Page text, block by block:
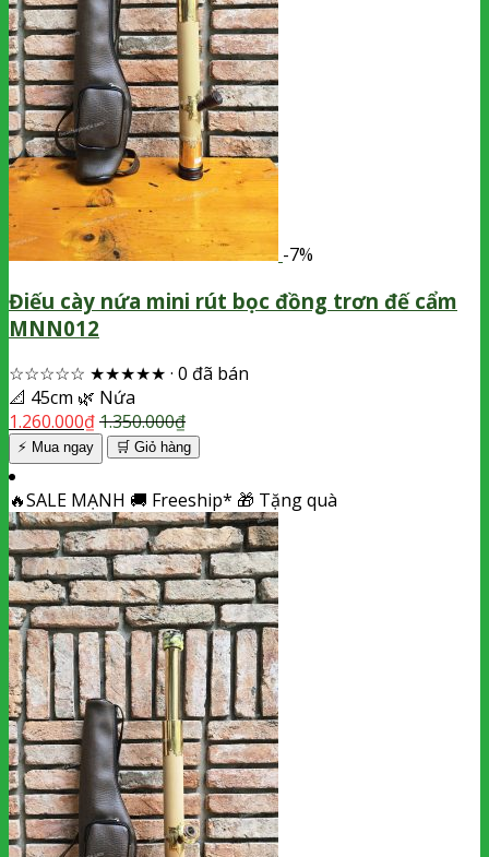
-7%
Điếu cày nứa mini rút bọc đồng trơn đế cẩm
MNN012
☆☆☆☆☆ ★★★★★ · 0 đã bán
📐 45cm 🌿 Nứa
1.260.000₫1.350.000₫
⚡ Mua ngay 🛒 Giỏ hàng
🔥SALE MẠNH 🚚 Freeship* 🎁 Tặng quà